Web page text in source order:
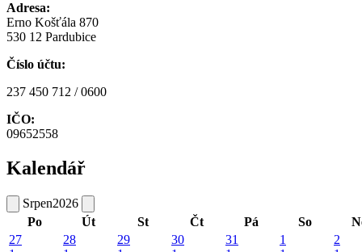
Adresa:
Erno Košťála 870
530 12 Pardubice
Číslo účtu:
237 450 712 / 0600
IČO:
09652558
Kalendář
Srpen2026
Po
Út St Čt Pá So
27
28
29
30
31
1
2